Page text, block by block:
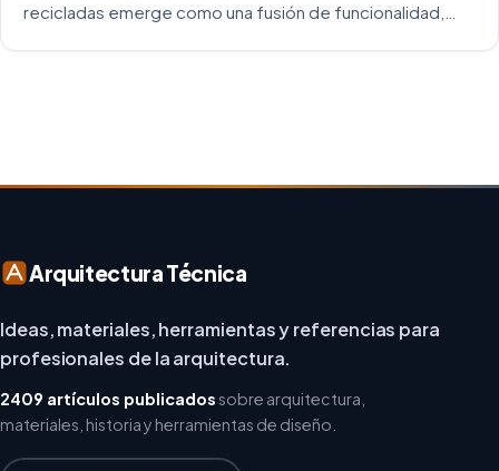
recicladas emerge como una fusión de funcionalidad,
Arquitectura Técnica
Ideas, materiales, herramientas y referencias para
profesionales de la arquitectura.
2409 artículos publicadossobre arquitectura,
materiales, historia y herramientas de diseño.